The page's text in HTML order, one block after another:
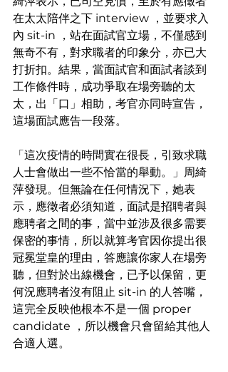
在太太陪伴之下 interview ，並要求入
內 sit-in ，站在面試官立場，不僅感到
無奇不有，對求職者的印象分，亦已大
打折扣。結果，當面試官和面試者談到
工作條件時，成功爭取在場旁聽的太
太，出「口」相助，考官亦同時宣告，
這場面試應告一段落。
「這次疫情的時間實在很長，引致求職
人士會做出一些不恰當的舉動。」周綺
萍發現。但無論在任何情況下，她表
示，應徵者必須知道，面試是招聘者與
應聘者之間的事，當中並涉及很多需要
保密的事情，所以就算考官因你提出很
冠冕堂皇的理由，答應讓你家人在場旁
聽，但對於出線機會，已予以保留，更
何況應聘者沒有阻止 sit-in 的人答嘴，
這完全反映他根本不是一個 proper
candidate ，所以機會只會留給其他人
合適人選。